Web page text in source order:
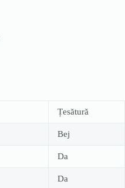
Țesătură
Bej
Da
Da